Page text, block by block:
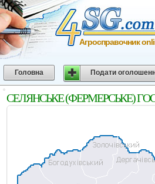
Агросправочник
Головна Подати
СЕЛЯНСЬКЕ (ФЕРМЕРСЬКЕ)